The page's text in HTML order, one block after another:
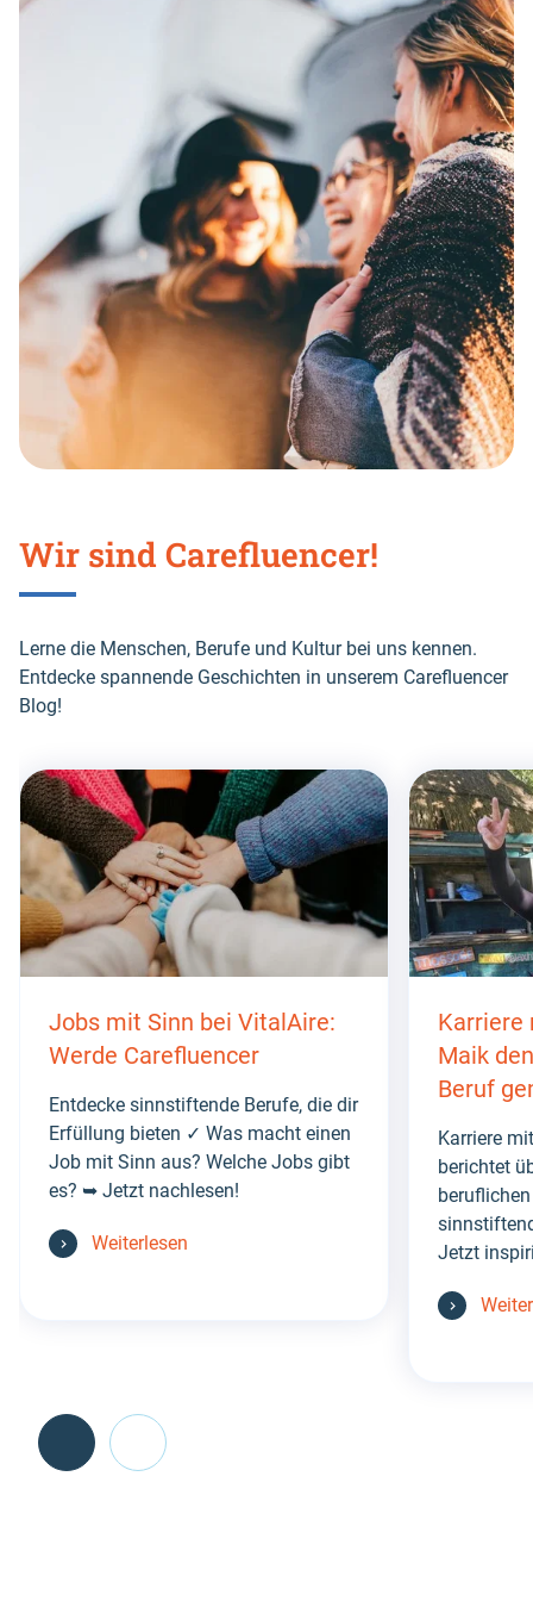
Wir sind Carefluencer!
Lerne die Menschen, Berufe und Kultur bei uns kennen.
Entdecke spannende Geschichten in unserem Carefluencer
Blog!
this
section
Jobs mit Sinn bei VitalAire:
Werde Carefluencer
Entdecke sinnstiftende Berufe, die dir
Erfüllung bieten ✓ Was macht einen
Job mit Sinn aus? Welche Jobs gibt
es? ➥ Jetzt nachlesen!
Weiterlesen
Karriere
Maik
Beruf
Karriere
berichtet
Jetzt